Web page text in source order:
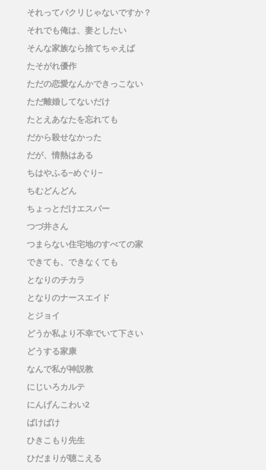
それってパクリじゃないですか？
それでも俺は、妻としたい
そんな家族なら捨てちゃえば
たそがれ優作
ただの恋愛なんかできっこない
ただ離婚してないだけ
たとえあなたを忘れても
だから殺せなかった
だが、情熱はある
ちはやふる−めぐり−
ちむどんどん
ちょっとだけエスパー
つづ井さん
つまらない住宅地のすべての家
できても、できなくても
となりのチカラ
となりのナースエイド
とジョイ
どうか私より不幸でいて下さい
どうする家康
なんで私が神説教
にじいろカルテ
にんげんこわい2
ばけばけ
ひきこもり先生
ひだまりが聴こえる